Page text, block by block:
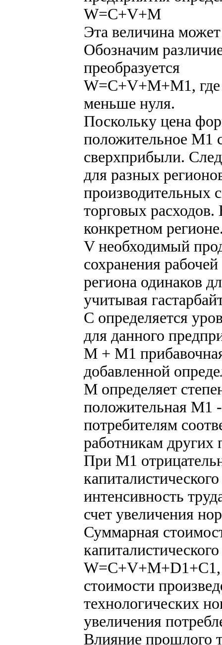
W=C+V+M
Эта величина
Обозначим
преобразуется
W=C+V+M+М1,
меньше нуля.
Поскольку цена
положительное М1
сверхприбыли.
для разных
производительных
торговых
конкретном
V необходимый
сохранения
региона одинаков
учитывая
С определяется
для данного
М + М1
добавленной
М определяет
положительная М1 -
потребителям
работникам других
При М1
интенсивность
счет увеличения
Суммарная
W=C+V+M+D1+С1,
стоимости
технологических
увеличения
Влияние прошлого